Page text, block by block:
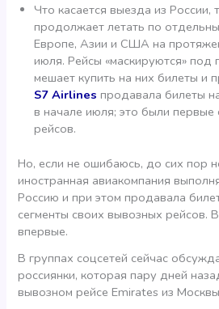
Что касается выезда из России,
продолжает летать по
Европе, Азии и США на
июля. Рейсы «маскируются» под
мешает купить на них билеты и
S7 Airlines продавала билеты
в начале июля; это были первые
рейсов.
Но, если не ошибаюсь, до сих пор
иностранная авиакомпания
Россию и при этом продавала
сегменты своих вывозных рейсов.
впервые.
В группах соцсетей сейчас
россиянки, которая пару дней
вывозном рейсе Emirates из